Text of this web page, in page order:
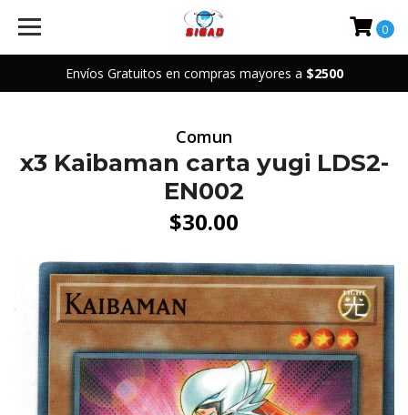
Envíos Gratuitos en compras mayores a $2500
0
Comun
x3 Kaibaman carta yugi LDS2-
EN002
$30.00